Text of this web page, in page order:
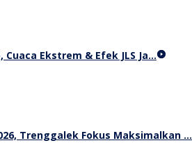
Ekstrem & Efek JLS Ja…
Trenggalek Fokus Maksimalkan …